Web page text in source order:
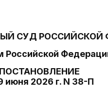
СУД РОССИЙСКОЙ
Российской
ПОСТАНОВЛЕНИЕ
июня 2026 г. N 38-П